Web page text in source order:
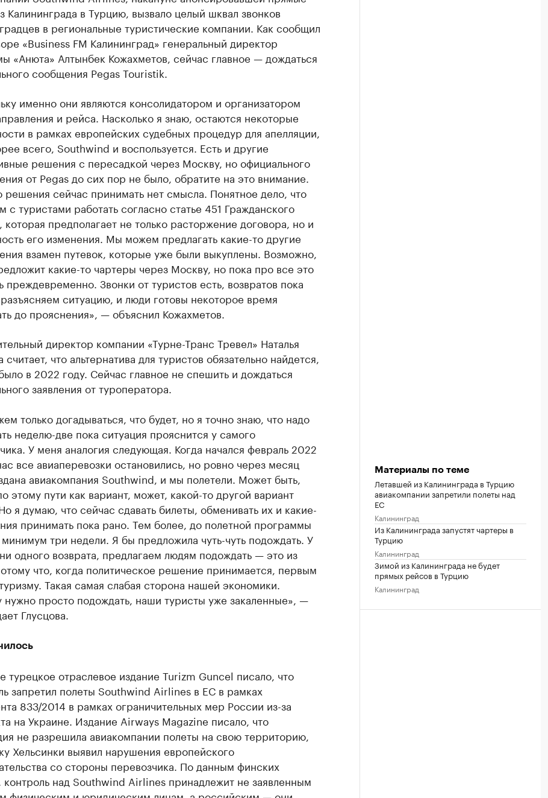
Калининграда в Турцию, вызвало целый шквал звонков
в региональные туристические компании. Как сообщил
«Business FM Калининград» генеральный директор
«Анюта» Алтынбек Кожахметов, сейчас главное — дождаться
сообщения Pegas Touristik.
именно они являются консолидатором и организатором
и рейса. Насколько я знаю, остаются некоторые
в рамках европейских судебных процедур для апелляции,
всего, Southwind и воспользуется. Есть и другие
решения с пересадкой через Москву, но официального
от Pegas до сих пор не было, обратите на это внимание.
решения сейчас принимать нет смысла. Понятное дело, что
с туристами работать согласно статье 451 Гражданского
которая предполагает не только расторжение договора, но и
его изменения. Мы можем предлагать какие-то другие
взамен путевок, которые уже были выкуплены. Возможно,
какие-то чартеры через Москву, но пока про все это
преждевременно. Звонки от туристов есть, возвратов пока
ситуацию, и люди готовы некоторое время
до прояснения», — объяснил Кожахметов.
директор компании «Турне-Транс Тревел» Наталья
считает, что альтернатива для туристов обязательно найдется,
в 2022 году. Сейчас главное не спешить и дождаться
заявления от туроператора.
только догадываться, что будет, но я точно знаю, что надо
неделю-две пока ситуация прояснится у самого
У меня аналогия следующая. Когда начался февраль 2022
все авиаперевозки остановились, но ровно через месяц
авиакомпания Southwind, и мы полетели. Может быть,
этому пути как вариант, может, какой-то другой вариант
я думаю, что сейчас сдавать билеты, обменивать их и какие-
принимать пока рано. Тем более, до полетной программы
три недели. Я бы предложила чуть-чуть подождать. У
одного возврата, предлагаем людям подождать — это из
что, когда политическое решение принимается, первым
Такая самая слабая сторона нашей экономики.
нужно просто подождать, наши туристы уже закаленные», —
Глусцова.
турецкое отраслевое издание Turizm Guncel писало, что
запретил полеты Southwind Airlines в ЕС в рамках
833/2014 в рамках ограничительных мер России из-за
на Украине. Издание Airways Magazine писало, что
не разрешила авиакомпании полеты на свою территорию,
Хельсинки выявил нарушения европейского
со стороны перевозчика. По данным финских
контроль над Southwind Airlines принадлежит не заявленным
Материалы по теме
Летавшей из Калининграда в Турцию
авиакомпании запретили полеты над
ЕС
Калининград
Из Калининграда запустят чартеры в
Турцию
Калининград
Зимой из Калининграда не будет
прямых рейсов в Турцию
Калининград